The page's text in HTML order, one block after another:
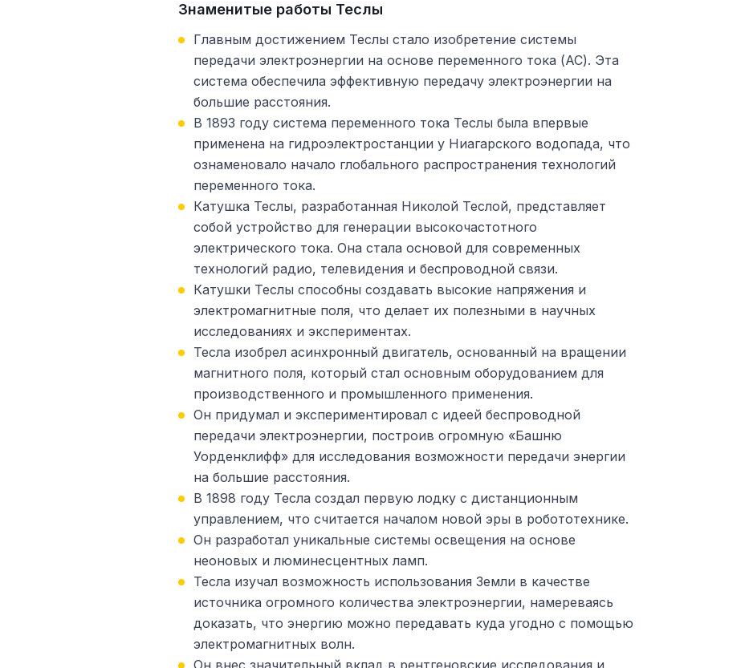
Знаменитые работы Теслы
Главным достижением Теслы стало изобретение системы
передачи электроэнергии на основе переменного тока (AC). Эта
система обеспечила эффективную передачу электроэнергии на
большие расстояния.
В 1893 году система переменного тока Теслы была впервые
применена на гидроэлектростанции у Ниагарского водопада, что
ознаменовало начало глобального распространения технологий
переменного тока.
Катушка Теслы, разработанная Николой Теслой, представляет
собой устройство для генерации высокочастотного
электрического тока. Она стала основой для современных
технологий радио, телевидения и беспроводной связи.
Катушки Теслы способны создавать высокие напряжения и
электромагнитные поля, что делает их полезными в научных
исследованиях и экспериментах.
Тесла изобрел асинхронный двигатель, основанный на вращении
магнитного поля, который стал основным оборудованием для
производственного и промышленного применения.
Он придумал и экспериментировал с идеей беспроводной
передачи электроэнергии, построив огромную «Башню
Уорденклифф» для исследования возможности передачи энергии
на большие расстояния.
В 1898 году Тесла создал первую лодку с дистанционным
управлением, что считается началом новой эры в робототехнике.
Он разработал уникальные системы освещения на основе
неоновых и люминесцентных ламп.
Тесла изучал возможность использования Земли в качестве
источника огромного количества электроэнергии, намереваясь
доказать, что энергию можно передавать куда угодно с помощью
электромагнитных волн.
Он внес значительный вклад в рентгеновские исследования и